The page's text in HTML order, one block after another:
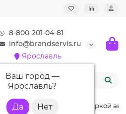
8-800-201-04-81
info@brandservis.ru
Ярославль
Ваш город —
Ярославль?
Обложка с гос номером и маркой